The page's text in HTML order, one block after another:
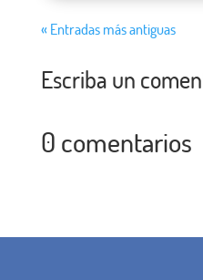
« Entradas más antiguas
Escriba un
0 comentarios